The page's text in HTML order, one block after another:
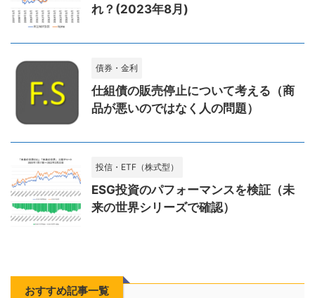
れ？(2023年8月)
債券・金利
仕組債の販売停止について考える（商
品が悪いのではなく人の問題）
投信・ETF（株式型）
ESG投資のパフォーマンスを検証（未
来の世界シリーズで確認）
おすすめ記事一覧